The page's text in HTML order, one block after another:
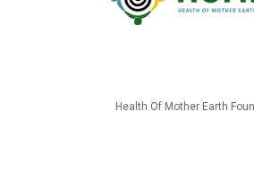
Health Of Mother Earth